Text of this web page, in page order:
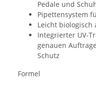
Pedale und
Pipettensystem
Leicht biologisch
Integrierter UV-
genauen
Schutz
Formel